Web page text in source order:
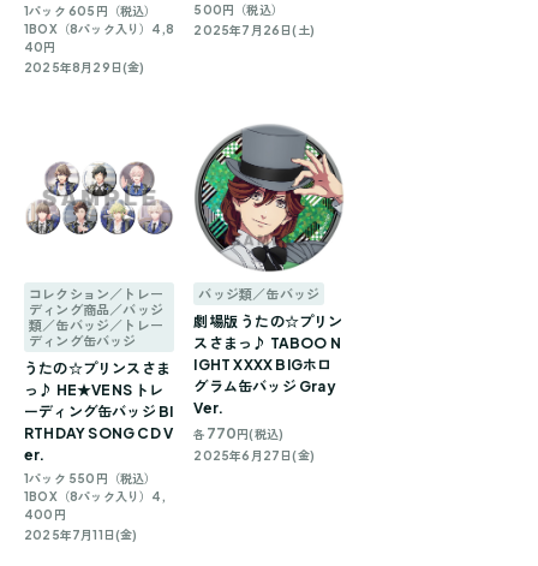
1パック 605円（税込）
1BOX（8パック入り）4,8
40円
2025年8月29日(金)
500円（税込）
2025年7月26日(土)
コレクション／トレー
ディング商品／バッジ
類／缶バッジ／トレー
ディング缶バッジ
うたの☆プリンスさま
っ♪ HE★VENS トレ
ーディング缶バッジ BI
RTHDAY SONG CD V
er.
1パック 550円（税込）
1BOX（8パック入り）4,
400円
2025年7月11日(金)
バッジ類／缶バッジ
劇場版 うたの☆プリン
スさまっ♪ TABOO N
IGHT XXXX BIGホロ
グラム缶バッジ Gray
Ver.
各 770円(税込)
2025年6月27日(金)